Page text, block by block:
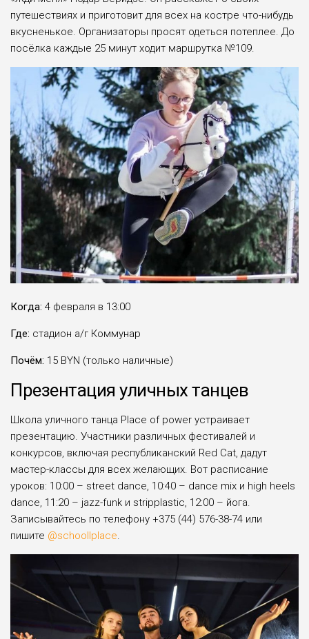
путешествиях и приготовит для всех на костре что-нибудь
вкусненькое. Организаторы просят одеться потеплее. До
посёлка каждые 25 минут ходит маршрутка №109.
Когда: 4 февраля в 13:00
Где: стадион а/г Коммунар
Почём: 15 BYN (только наличные)
Презентация уличных танцев
Школа уличного танца Place of power устраивает
презентацию. Участники различных фестивалей и
конкурсов, включая республиканский Red Cat, дадут
мастер-классы для всех желающих. Вот расписание
уроков: 10:00 – street dance, 10:40 – dance mix и high heels
dance, 11:20 – jazz-funk и stripplastic, 12:00 – йога.
Записывайтесь по телефону +375 (44) 576-38-74 или
пишите @schoollplace